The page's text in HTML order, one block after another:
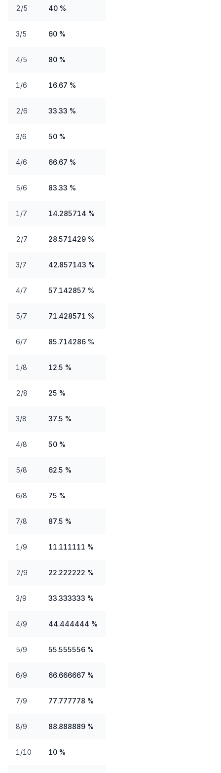
2/5 40 %
3/5 60 %
4/5 80 %
1/6 16.67 %
2/6 33.33 %
3/6 50 %
4/6 66.67 %
5/6 83.33 %
1/7 14.285714 %
2/7 28.571429 %
3/7 42.857143 %
4/7 57.142857 %
5/7 71.428571 %
6/7 85.714286 %
1/8 12.5 %
2/8 25 %
3/8 37.5 %
4/8 50 %
5/8 62.5 %
6/8 75 %
7/8 87.5 %
1/9 11.111111 %
2/9 22.222222 %
3/9 33.333333 %
4/9 44.444444 %
5/9 55.555556 %
6/9 66.666667 %
7/9 77.777778 %
8/9 88.888889 %
1/10 10 %